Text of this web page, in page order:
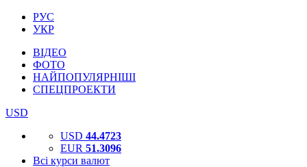
РУС
УКР
ВІДЕО
ФОТО
НАЙПОПУЛЯРНІШІ
СПЕЦПРОЕКТИ
USD
USD 44.4723
EUR 51.3096
Всі курси валют